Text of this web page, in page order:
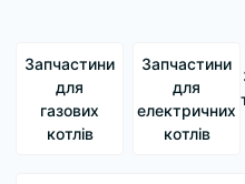
Запчастини
для
газових
котлів
Запчастини
для
електричних
котлів